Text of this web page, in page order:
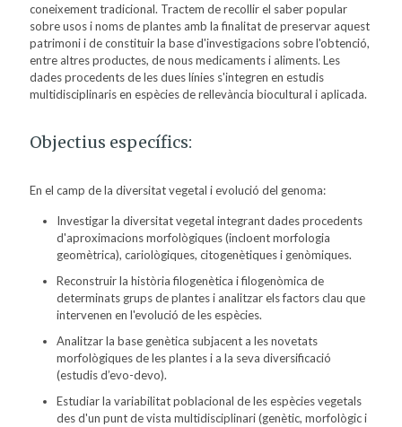
coneixement tradicional. Tractem de recollir el saber popular
sobre usos i noms de plantes amb la finalitat de preservar aquest
patrimoni i de constituir la base d'investigacions sobre l'obtenció,
entre altres productes, de nous medicaments i aliments. Les
dades procedents de les dues línies s'integren en estudis
multidisciplinaris en espècies de rellevància biocultural i aplicada.
Objectius específics:
En el camp de la diversitat vegetal i evolució del genoma:
Investigar la diversitat vegetal integrant dades procedents
d'aproximacions morfològiques (incloent morfologia
geomètrica), cariològiques, citogenètiques i genòmiques.
Reconstruir la història filogenètica i filogenòmica de
determinats grups de plantes i analitzar els factors clau que
intervenen en l'evolució de les espècies.
Analitzar la base genètica subjacent a les novetats
morfològiques de les plantes i a la seva diversificació
(estudis d’evo-devo).
Estudiar la variabilitat poblacional de les espècies vegetals
des d'un punt de vista multidisciplinari (genètic, morfològic i